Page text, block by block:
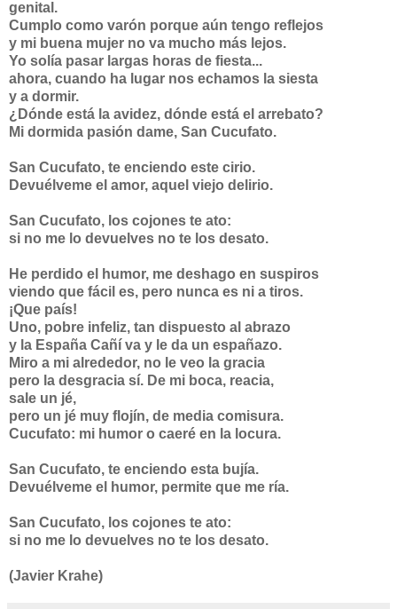
genital.
Cumplo como varón porque aún tengo reflejos
y mi buena mujer no va mucho más lejos.
Yo solía pasar largas horas de fiesta...
ahora, cuando ha lugar nos echamos la siesta
y a dormir.
¿Dónde está la avidez, dónde está el arrebato?
Mi dormida pasión dame, San Cucufato.
San Cucufato, te enciendo este cirio.
Devuélveme el amor, aquel viejo delirio.
San Cucufato, los cojones te ato:
si no me lo devuelves no te los desato.
He perdido el humor, me deshago en suspiros
viendo que fácil es, pero nunca es ni a tiros.
¡Que país!
Uno, pobre infeliz, tan dispuesto al abrazo
y la España Cañí va y le da un españazo.
Miro a mi alrededor, no le veo la gracia
pero la desgracia sí. De mi boca, reacia,
sale un jé,
pero un jé muy flojín, de media comisura.
Cucufato: mi humor o caeré en la locura.
San Cucufato, te enciendo esta bujía.
Devuélveme el humor, permite que me ría.
San Cucufato, los cojones te ato:
si no me lo devuelves no te los desato.
(Javier Krahe)